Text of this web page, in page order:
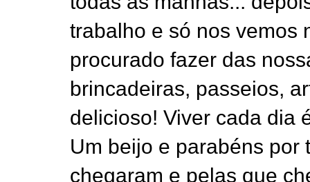
trabalho e só nos vemos
procurado fazer das
brincadeiras, passeios,
delicioso! Viver cada dia
Um beijo e parabéns por
chegaram e pelas que